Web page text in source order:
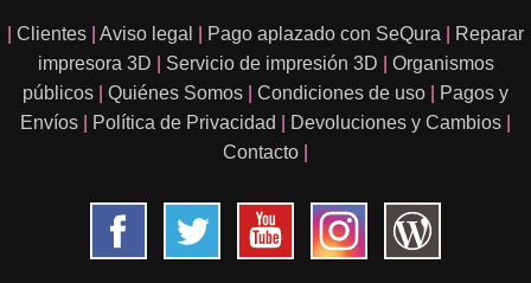
Clientes Aviso legal Pago aplazado con SeQura
Reparar
impresora 3D
Servicio de impresión 3D
Organismos
públicos
Quiénes Somos Condiciones de uso
Pagos y
Envíos
Política de Privacidad Devoluciones y Cambios
Contacto